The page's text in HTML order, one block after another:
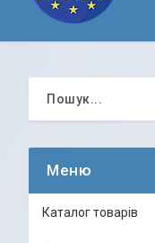
Каталог товарів